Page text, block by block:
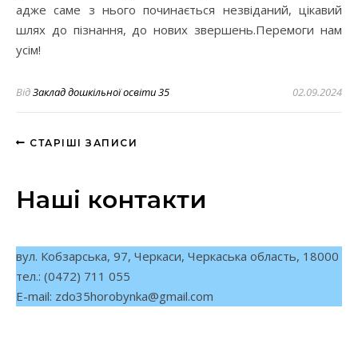
адже саме з нього починається незвіданий, цікавий
шлях до пізнання, до нових звершень.Перемоги нам
усім!
ВідЗаклад дошкільної освіти 35 02.09.2024
СТАРІШІ ЗАПИСИ
Наші контакти
вул. Кобзарська, 97, Черкаси, Черкаська область, 18000
тел.: (0472) 711 055
E-mail: zdo35horobynka@gmail.com